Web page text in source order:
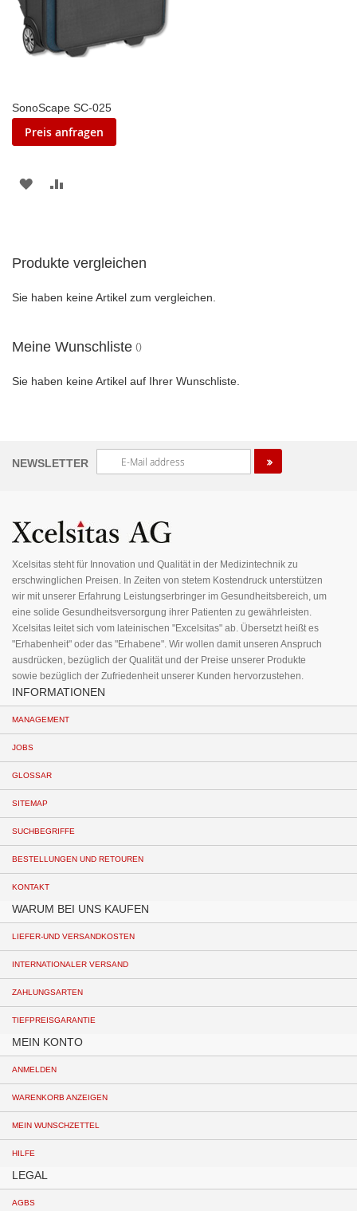
SonoScape SC-025
Preis anfragen
ZUR
Produkte vergleichen
Sie haben keine Artikel zum vergleichen.
Meine Wunschliste
Sie haben keine Artikel auf Ihrer Wunschliste.
NEWSLETTER
Melden
Sie
Newsletter
Xcelsitas steht für Innovation und Qualität in der Medizintechnik zu
erschwinglichen Preisen. In Zeiten von stetem Kostendruck unterstützen
wir mit unserer Erfahrung Leistungserbringer im Gesundheitsbereich, um
eine solide Gesundheitsversorgung ihrer Patienten zu gewährleisten.
Xcelsitas leitet sich vom lateinischen "Excelsitas" ab. Übersetzt heißt es
"Erhabenheit" oder das "Erhabene". Wir wollen damit unseren Anspruch
ausdrücken, bezüglich der Qualität und der Preise unserer Produkte
sowie bezüglich der Zufriedenheit unserer Kunden hervorzustehen.
INFORMATIONEN
MANAGEMENT
JOBS
GLOSSAR
SITEMAP
SUCHBEGRIFFE
BESTELLUNGEN UND RETOUREN
KONTAKT
WARUM BEI UNS KAUFEN
LIEFER-UND VERSANDKOSTEN
INTERNATIONALER VERSAND
ZAHLUNGSARTEN
TIEFPREISGARANTIE
MEIN KONTO
ANMELDEN
WARENKORB ANZEIGEN
MEIN WUNSCHZETTEL
HILFE
LEGAL
AGBS